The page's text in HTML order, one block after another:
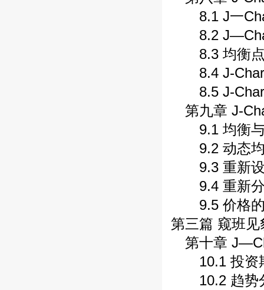
8.1 J一
8.2
8.3 均衡点
8.4 J-Chart
8.5 J-Chart
第九章 J-
9.1 均衡与
9.2 动态均
9.3 重新设
9.4 重新分
9.5 价格的
第三篇 窥班见
第十章
10.1 投资
10.2 趋势